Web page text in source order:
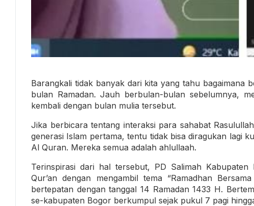
Barangkali tidak banyak dari kita yang tahu bagaimana
bulan Ramadan. Jauh berbulan-bulan sebelumnya,
kembali dengan bulan mulia tersebut.
Jika berbicara tentang interaksi para sahabat
generasi Islam pertama, tentu tidak bisa diragukan lagi
Al Quran. Mereka semua adalah ahlullaah.
Terinspirasi dari hal tersebut, PD Salimah
Qur’an dengan mengambil tema “Ramadhan
bertepatan dengan tanggal 14 Ramadan 1433 H.
se-kabupaten Bogor berkumpul sejak pukul 7 pagi